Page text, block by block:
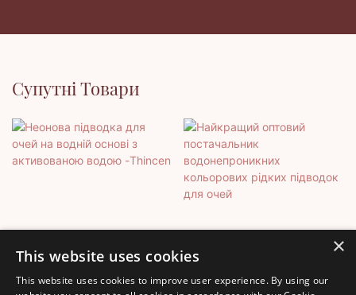
Супутні Товари
×
This website uses cookies
This website uses cookies to improve user experience. By using our